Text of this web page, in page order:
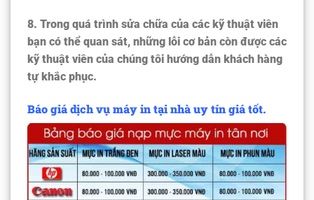
8. Trong quá trình sửa chữa của các kỹ thuật viên
bạn có thể quan sát, những lỗi cơ bản còn được các
kỹ thuật viên của chúng tôi hướng dẫn khách hàng
tự khắc phục.
Báo giá dịch vụ máy in tại nhà uy tín giá tốt.